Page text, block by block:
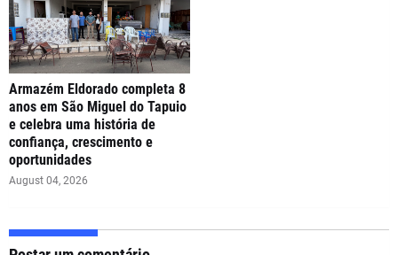
Armazém Eldorado completa 8
anos em São Miguel do Tapuio
e celebra uma história de
confiança, crescimento e
oportunidades
August 04, 2026